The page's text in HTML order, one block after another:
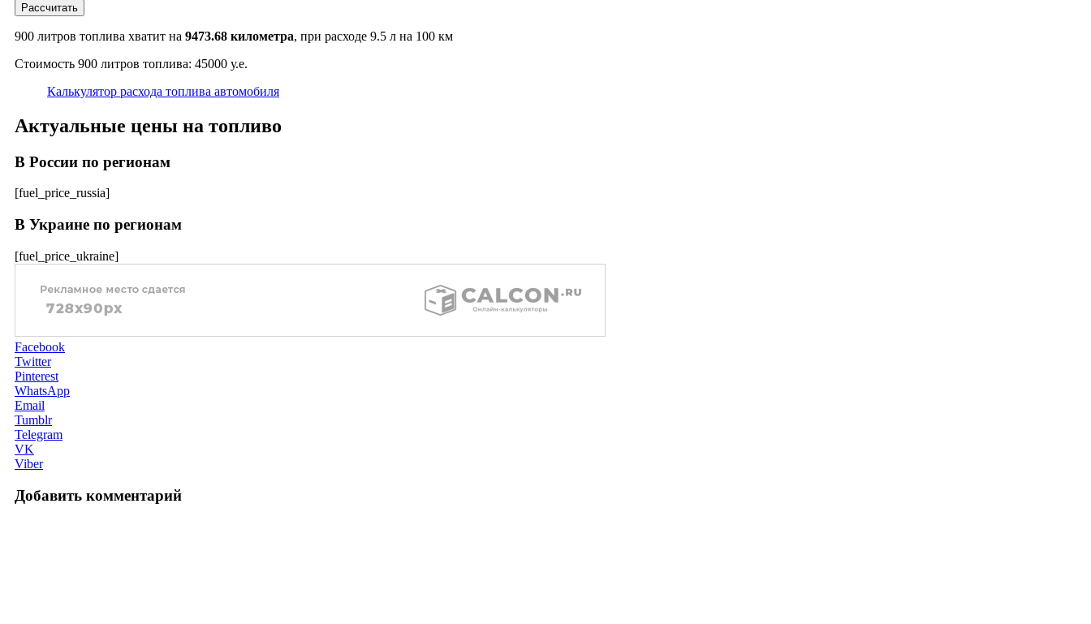
Рассчитать
900 литров топлива хватит на 9473.68 километра, при расходе 9.5 л на 100 км
Стоимость 900 литров топлива: 45000 у.е.
Калькулятор расхода топлива автомобиля
Актуальные цены на топливо
В России по регионам
[fuel_price_russia]
В Украине по регионам
[fuel_price_ukraine]
Facebook
Twitter
Pinterest
WhatsApp
Email
Tumblr
Telegram
VK
Viber
Добавить комментарий